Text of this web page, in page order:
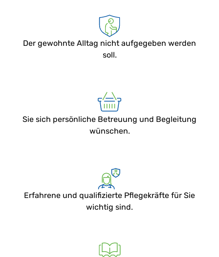
Der gewohnte Alltag nicht aufgegeben werden
soll.
Sie sich persönliche Betreuung und Begleitung
wünschen.
Erfahrene und qualifizierte Pflegekräfte für Sie
wichtig sind.